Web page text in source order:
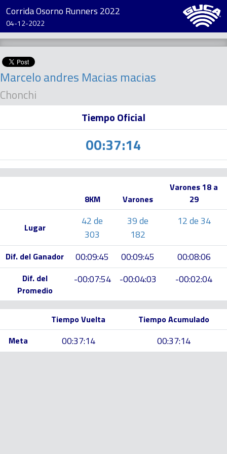
Corrida Osorno Runners 2022
04-12-2022
Marcelo andres Macias macias
Chonchi
Tiempo Oficial
00:37:14
8KM Varones
Varones 18 a
29
Lugar
42 de
303
39 de
182
12 de 34
Dif. del Ganador 00:09:45 00:09:45 00:08:06
Dif. del
Promedio
-00:07:54 -00:04:03 -00:02:04
Tiempo Vuelta
Tiempo Acumulado
Meta
00:37:14 00:37:14